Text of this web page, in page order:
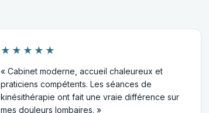
★★★★★
« Cabinet moderne, accueil chaleureux et
praticiens compétents. Les séances de
kinésithérapie ont fait une vraie différence sur
mes douleurs lombaires. »